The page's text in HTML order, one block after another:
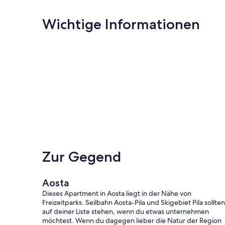
Wichtige Informationen
Zur Gegend
Aosta
Dieses Apartment in Aosta liegt in der Nähe von
Freizeitparks. Seilbahn Aosta-Pila und Skigebiet Pila sollten
auf deiner Liste stehen, wenn du etwas unternehmen
möchtest. Wenn du dagegen lieber die Natur der Region